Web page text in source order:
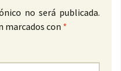
no será publicada.
marcados con *